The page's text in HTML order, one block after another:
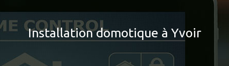
Installation domotique à Yvoir